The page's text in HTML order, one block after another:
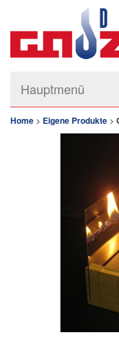
Hauptmenü
Home > Eigene Produkte >